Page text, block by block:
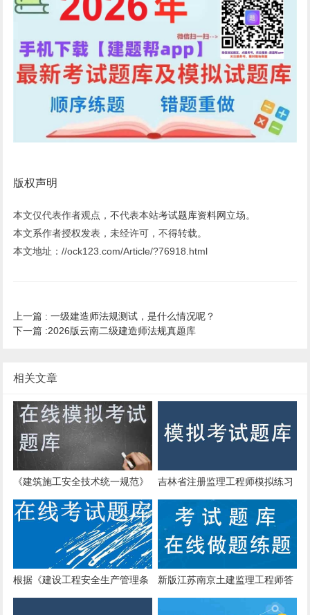
版权声明
本文仅代表作者观点，不代表本站考试题库资料网立场。
本文系作者授权发表，未经许可，不得转载。
本文地址：//ock123.com/Article/?76918.html
上一篇 : 一级建造师法规测试，是什么情况呢？
下一篇 :2026版云南二级建造师法规真题库
相关文章
《建筑施工安全技术统一规范》
规定:脚手架施工荷载应符合的规
定是()。
吉林省注册监理工程师模拟练习
根据《建设工程安全生产管理条
新版江苏南京土建监理工程师答